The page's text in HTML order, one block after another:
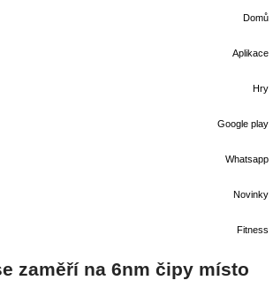
Domů
Aplikace
Hry
Google play
Whatsapp
Novinky
Fitness
zaměří na 6nm čipy místo